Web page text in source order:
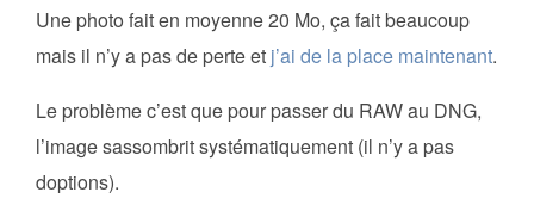
Une photo fait en moyenne 20 Mo, ça fait beaucoup
mais il n’y a pas de perte et j’ai de la place maintenant.
Le problème c’est que pour passer du RAW au DNG,
l’image sassombrit systématiquement (il n’y a pas
doptions).